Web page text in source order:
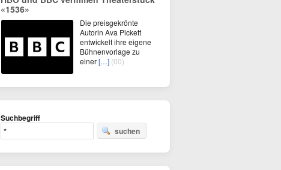
«1536»
Die preisgekrönte
Autorin Ava Pickett
entwickelt ihre eigene
Bühnenvorlage zu
einer[…] (00)
Suchbegriff
suchen